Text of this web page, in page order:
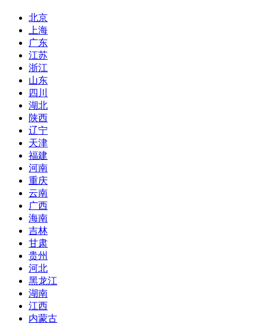
北京
上海
广东
江苏
浙江
山东
四川
湖北
陕西
辽宁
天津
福建
河南
重庆
云南
广西
海南
吉林
甘肃
贵州
河北
黑龙江
湖南
江西
内蒙古